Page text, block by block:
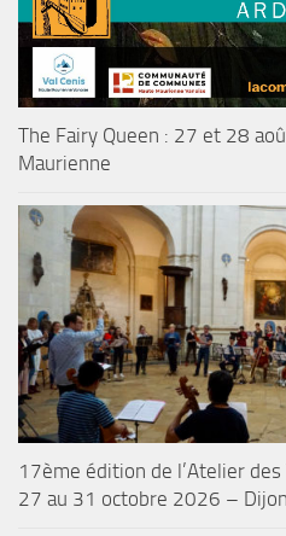
The Fairy Queen : 27 et 28
Maurienne
17ème édition de l’Atelier
27 au 31 octobre 2026 – Dijon